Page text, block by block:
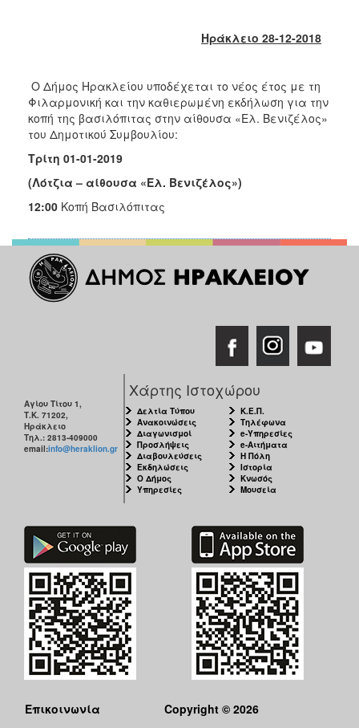
2015
2013
2012
2011
2010
2006
ΤΟΠΟΣ
Ηράκλειο 28-12-2018
Ο Δήμος Ηρακλείου υποδέχεται το νέος έτος με τη
Φιλαρμονική και την καθιερωμένη εκδήλωση για την
κοπή της βασιλόπιτας στην αίθουσα «Ελ. Βενιζέλος»
του Δημοτικού Συμβουλίου:
Τρίτη 01-01-2019
(Λότζια – αίθουσα «Ελ. Βενιζέλος»)
12:00 Κοπή Βασιλόπιτας
Αγίου Τίτου 1,
Τ.Κ. 71202,
Ηράκλειο
Τηλ.: 2813-409000
email:info@heraklion.gr
Χάρτης Ιστοχώρου
Δελτία Τύπου
Ανακοινώσεις
Διαγωνισμοί
Προσλήψεις
Διαβουλεύσεις
Εκδηλώσεις
Ο Δήμος
Υπηρεσίες
Κ.Ε.Π.
Τηλέφωνα
e-Υπηρεσίες
e-Αιτήματα
Η Πόλη
Ιστορία
Κνωσός
Μουσεία
Επικοινωνία Copyright © 2026